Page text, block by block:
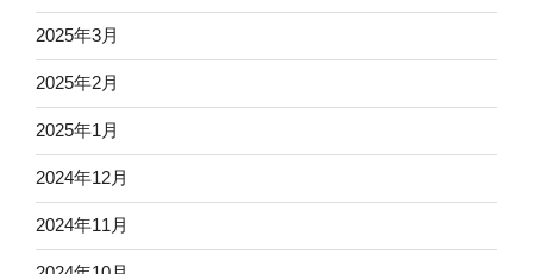
2025年3月
2025年2月
2025年1月
2024年12月
2024年11月